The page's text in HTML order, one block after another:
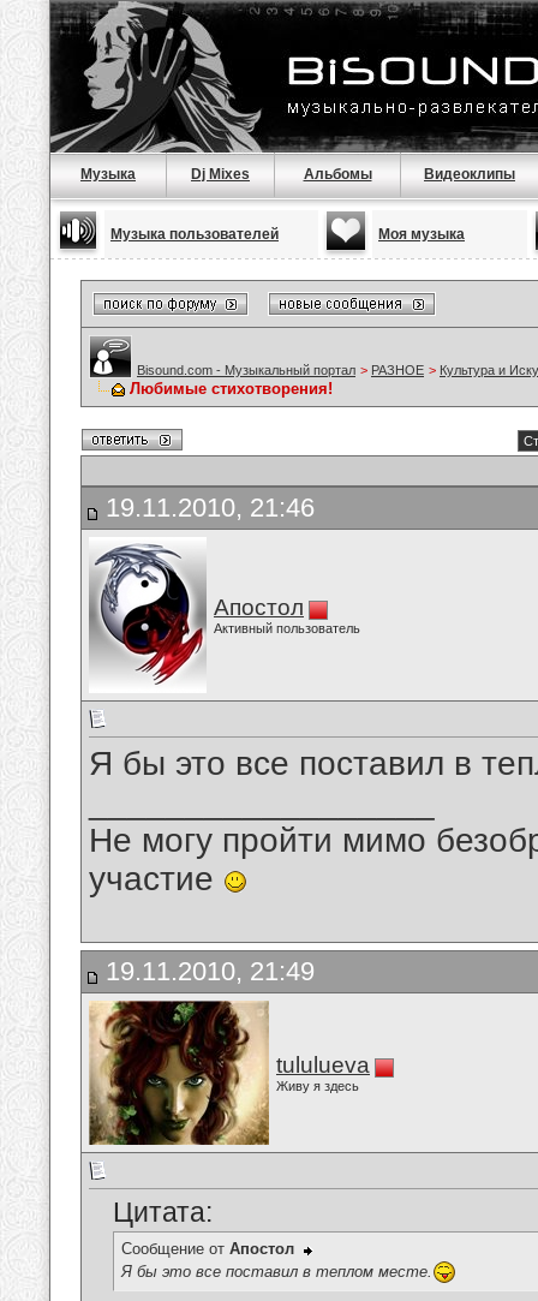
Музыка Dj Mixes Альбомы Видеоклипы
Музыка пользователей Моя музыка
Bisound.com - Музыкальный портал > РАЗНОЕ > Культура и
Любимые стихотворения!
19.11.2010, 21:46
Апостол
Активный пользователь
Я бы это все поставил в
Не могу пройти мимо
участие
19.11.2010, 21:49
tululueva
Живу я здесь
Цитата:
Сообщение от Апостол
Я бы это все поставил в теплом месте.